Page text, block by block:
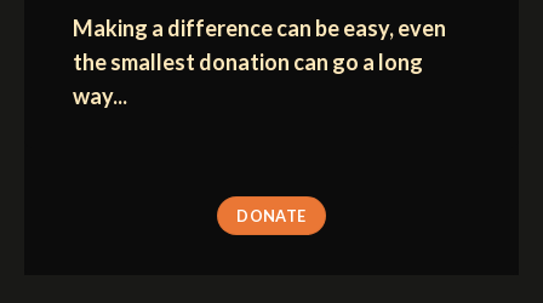
Making a difference can be easy, even
the smallest donation can go a long
way...
DONATE